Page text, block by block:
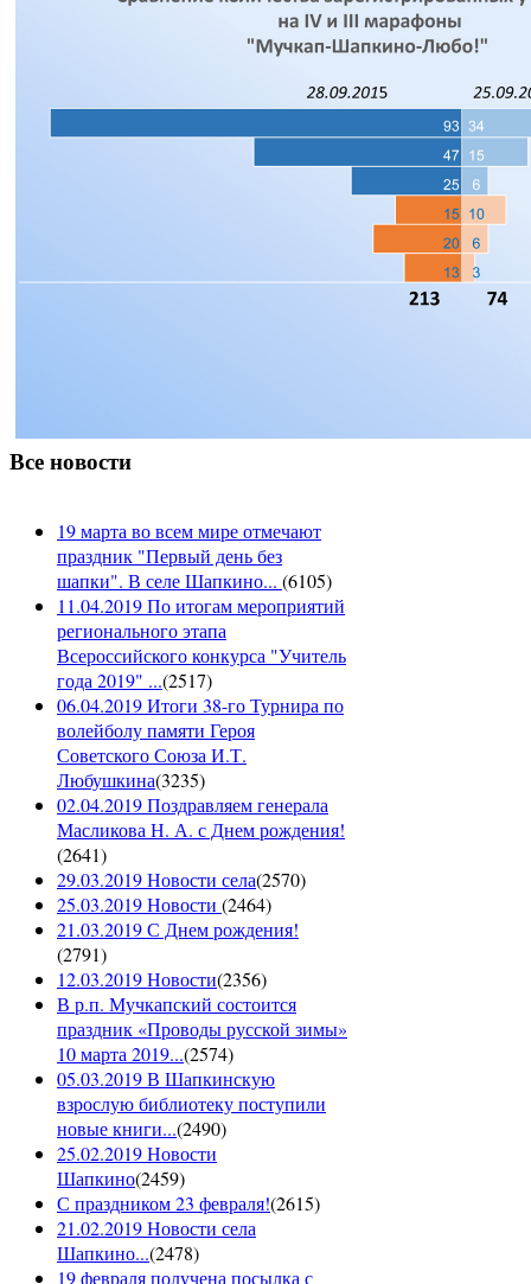
Все новости
19 марта во всем мире отмечают
праздник "Первый день без
шапки". В селе Шапкино... (6105)
11.04.2019 По итогам мероприятий
регионального этапа
Всероссийского конкурса "Учитель
года 2019" ...(2517)
06.04.2019 Итоги 38-го Турнира по
волейболу памяти Героя
Советского Союза И.Т.
Любушкина(3235)
02.04.2019 Поздравляем генерала
Масликова Н. А. с Днем рождения!
(2641)
29.03.2019 Новости села(2570)
25.03.2019 Новости (2464)
21.03.2019 С Днем рождения!
(2791)
12.03.2019 Новости(2356)
В р.п. Мучкапский состоится
праздник «Проводы русской зимы»
10 марта 2019...(2574)
05.03.2019 В Шапкинскую
взрослую библиотеку поступили
новые книги...(2490)
25.02.2019 Новости
Шапкино(2459)
С праздником 23 февраля!(2615)
21.02.2019 Новости села
Шапкино...(2478)
19 февраля получена посылка с